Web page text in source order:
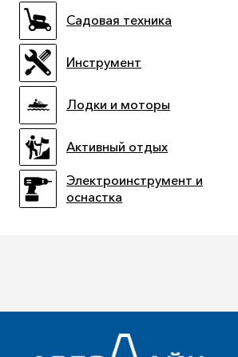
Садовая техника
Инструмент
Лодки и моторы
Активный отдых
Электроинструмент и
оснастка